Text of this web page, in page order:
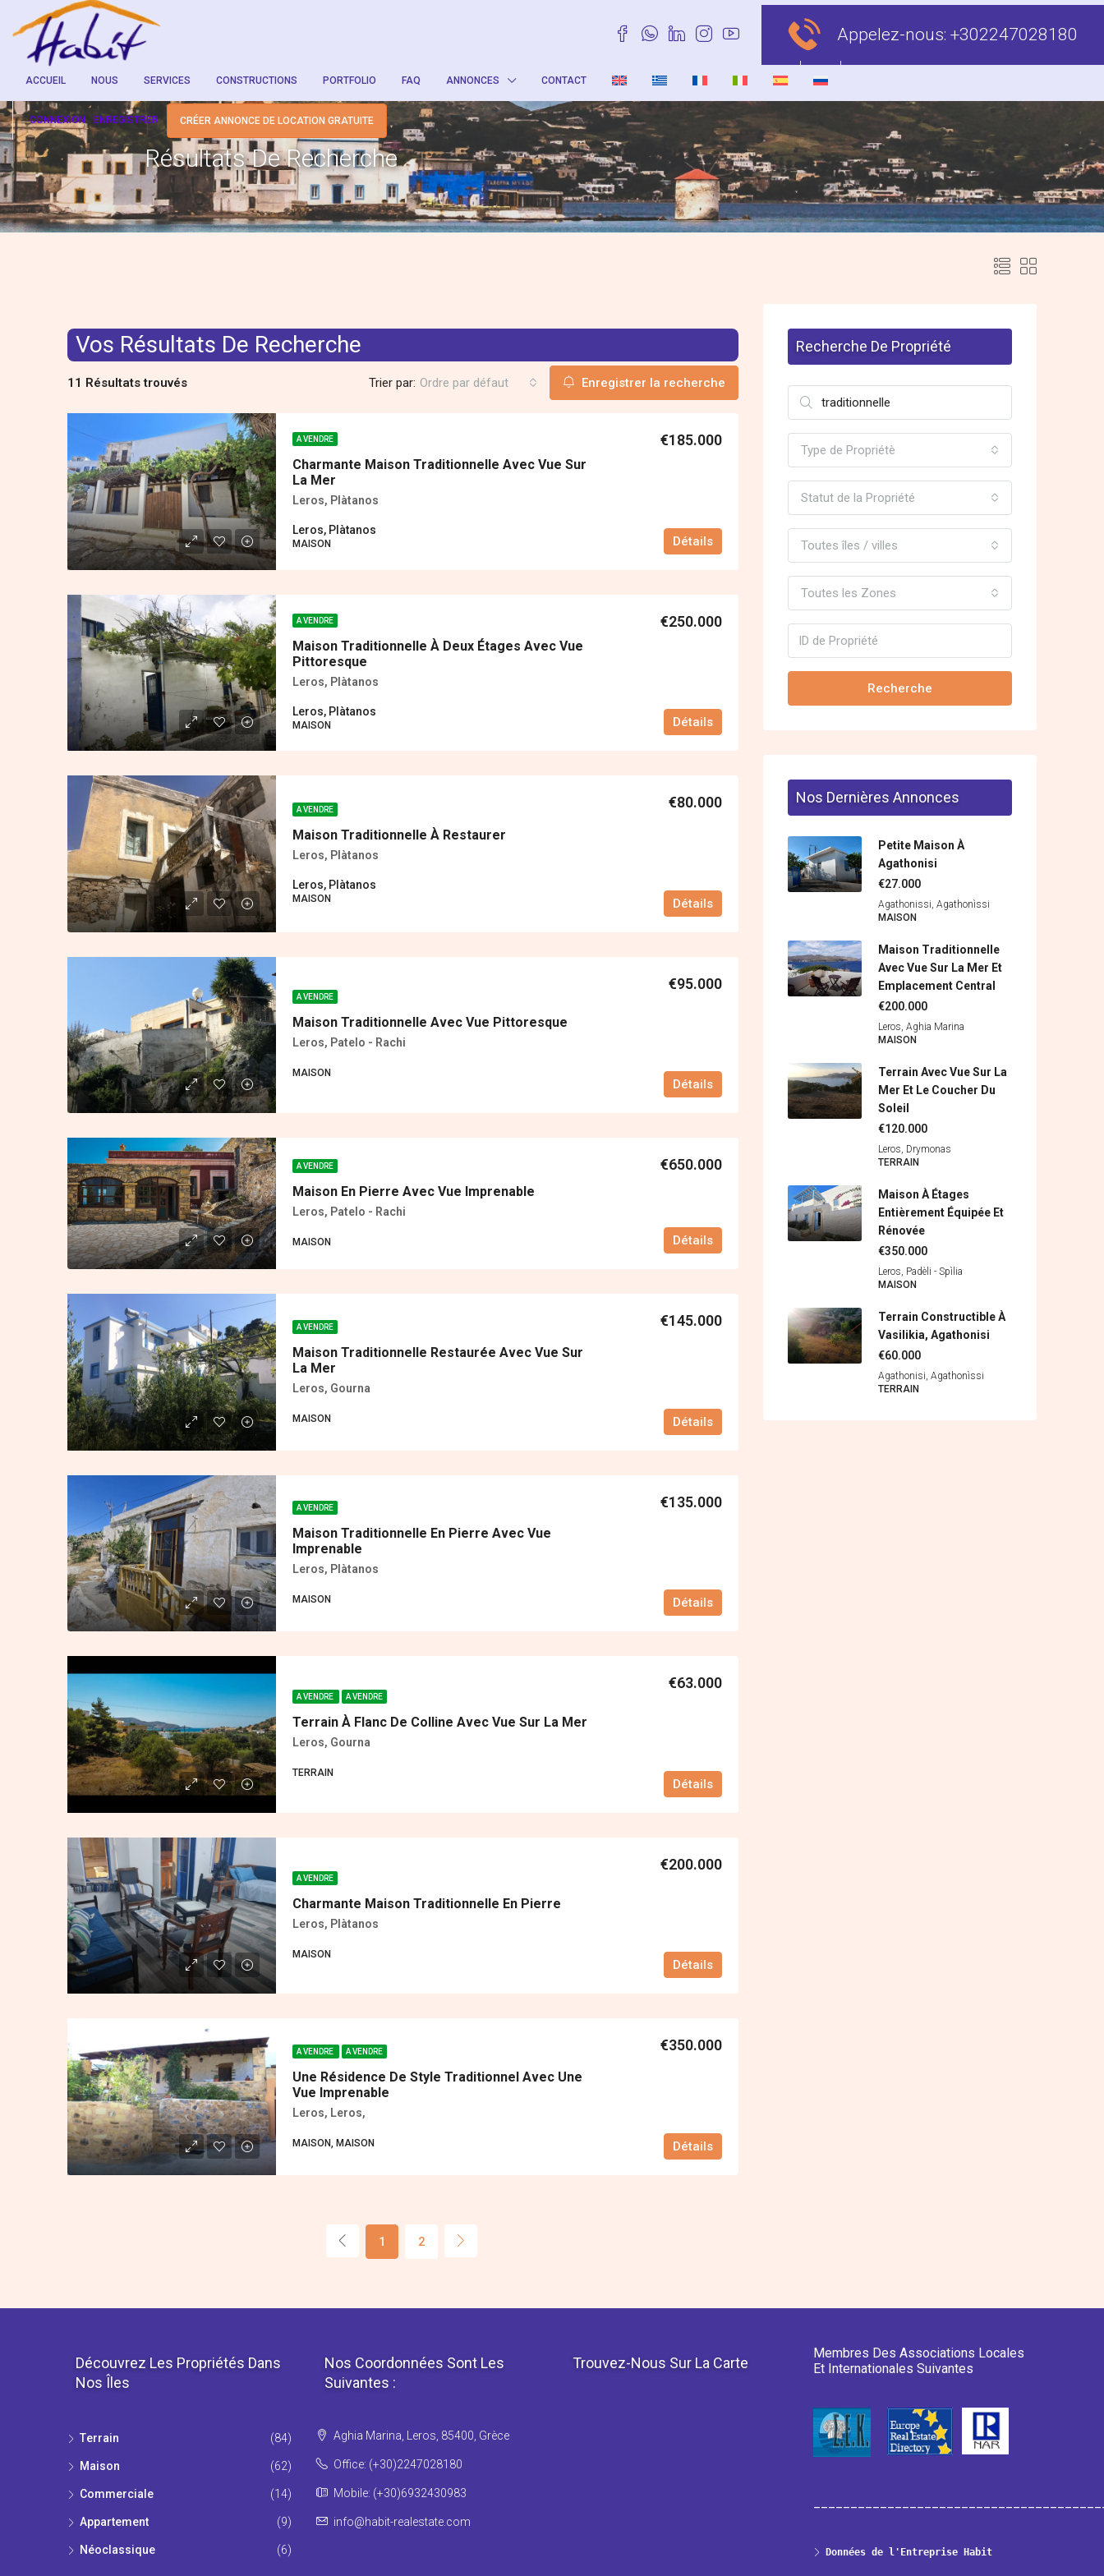
Appelez-nous: +302247028180
ACCUEIL NOUS SERVICES CONSTRUCTIONS PORTFOLIO FAQ ANNONCES CONTACT
CONNEXION ENREGISTRER CRÉER ANNONCE DE LOCATION GRATUITE
Résultats De Recherche
Vos Résultats De Recherche
11 Résultats trouvés Trier par: Ordre par défaut Enregistrer la recherche
A VENDRE
Charmante Maison Traditionnelle Avec Vue Sur
La Mer
€185.000
Leros, Plàtanos
Leros, Plàtanos
MAISON Détails
A VENDRE
Maison Traditionnelle À Deux Étages Avec Vue
Pittoresque
€250.000
Leros, Plàtanos
Leros, Plàtanos
MAISON Détails
A VENDRE
Maison Traditionnelle À Restaurer
€80.000
Leros, Plàtanos
Leros, Plàtanos
MAISON Détails
A VENDRE
Maison Traditionnelle Avec Vue Pittoresque
€95.000
Leros, Patelo - Rachi
MAISON
Détails
A VENDRE
Maison En Pierre Avec Vue Imprenable
€650.000
Leros, Patelo - Rachi
MAISON Détails
A VENDRE
Maison Traditionnelle Restaurée Avec Vue Sur
La Mer
€145.000
Leros, Gourna
MAISON Détails
A VENDRE
Maison Traditionnelle En Pierre Avec Vue
Imprenable
€135.000
Leros, Plàtanos
MAISON Détails
A VENDRE A VENDRE
Terrain À Flanc De Colline Avec Vue Sur La Mer
€63.000
Leros, Gourna
ΤERRAIN
Détails
A VENDRE
Charmante Maison Traditionnelle En Pierre
€200.000
Leros, Plàtanos
MAISON
Détails
A VENDRE A VENDRE
Une Résidence De Style Traditionnel Avec Une
Vue Imprenable
€350.000
Leros, Leros,
MAISON, MAISON Détails
1 2
Recherche De Propriété
Type de Propriétè
Statut de la Propriété
Toutes îles / villes
Toutes les Zones
Recherche
Nos Dernières Annonces
Petite Maison À
Agathonisi
€27.000
Agathonissi, Agathonìssi
MAISON
Maison Traditionnelle
Avec Vue Sur La Mer Et
Emplacement Central
€200.000
Leros, Aghia Marina
MAISON
Terrain Avec Vue Sur La
Mer Et Le Coucher Du
Soleil
€120.000
Leros, Drymonas
ΤERRAIN
Maison À Étages
Entièrement Équipée Et
Rénovée
€350.000
Leros, Padèli - Spìlia
MAISON
Terrain Constructible À
Vasilikia, Agathonisi
€60.000
Agathonisi, Agathonìssi
ΤERRAIN
Découvrez Les Propriétés Dans
Nos Îles
Τerrain (84)
Maison (62)
Commerciale (14)
Appartement (9)
Νéoclassique (6)
Nos Coordonnées Sont Les
Suivantes :
Aghia Marina, Leros, 85400, Grèce
Office: (+30)2247028180
Mobile: (+30)6932430983
info@habit-realestate.com
Trouvez-Nous Sur La Carte
Membres Des Associations Locales
Et Internationales Suivantes
Données de l'Entreprise Habit